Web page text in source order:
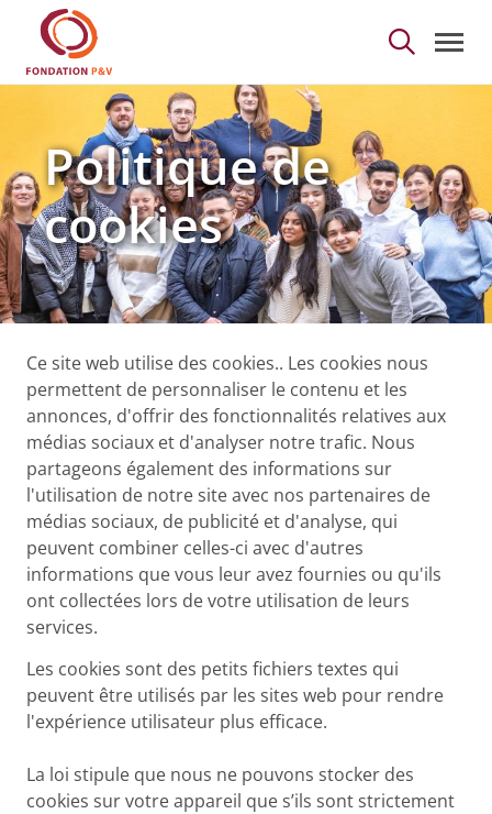
Saut au contenu principal
Politique de cookies -
Politique de
cookies
Ce site web utilise des cookies.. Les cookies nous
permettent de personnaliser le contenu et les
annonces, d'offrir des fonctionnalités relatives aux
médias sociaux et d'analyser notre trafic. Nous
partageons également des informations sur
l'utilisation de notre site avec nos partenaires de
médias sociaux, de publicité et d'analyse, qui
peuvent combiner celles-ci avec d'autres
informations que vous leur avez fournies ou qu'ils
ont collectées lors de votre utilisation de leurs
services.
Les cookies sont des petits fichiers textes qui
peuvent être utilisés par les sites web pour rendre
l'expérience utilisateur plus efficace.
La loi stipule que nous ne pouvons stocker des
cookies sur votre appareil que s’ils sont strictement